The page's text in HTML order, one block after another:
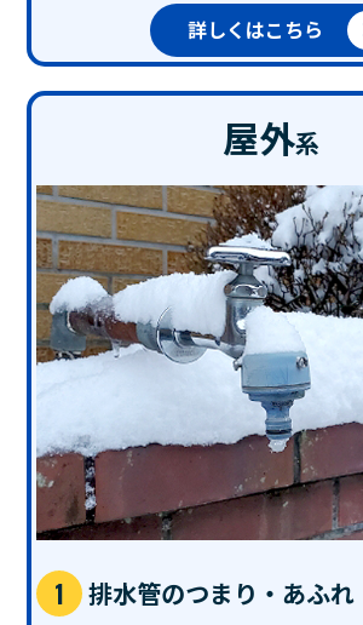
詳しくはこちら
屋外系
排水管のつまり・あふれ